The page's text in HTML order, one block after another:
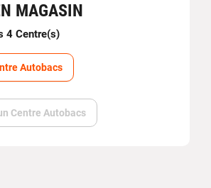
MAGASIN
4 Centre(s)
Autobacs
Centre Autobacs